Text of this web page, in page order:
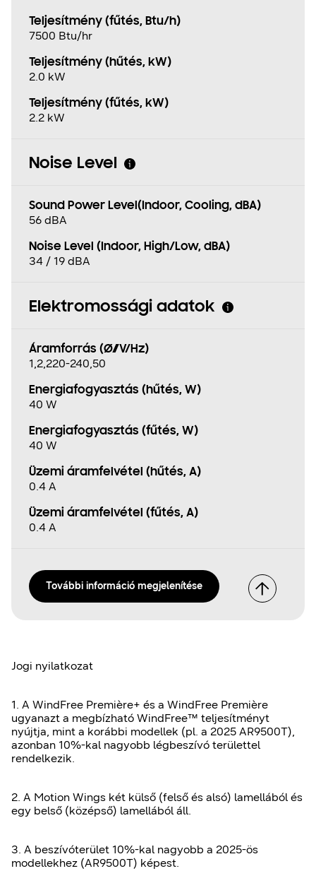
Teljesítmény (fűtés, Btu/h)
7500 Btu/hr
Teljesítmény (hűtés, kW)
2.0 kW
Teljesítmény (fűtés, kW)
2.2 kW
Noise Level
Sound Power Level(Indoor, Cooling, dBA)
56 dBA
Noise Level (Indoor, High/Low, dBA)
34 / 19 dBA
Elektromossági adatok
Áramforrás (Ø//V/Hz)
1,2,220-240,50
Energiafogyasztás (hűtés, W)
40 W
Energiafogyasztás (fűtés, W)
40 W
Üzemi áramfelvétel (hűtés, A)
0.4 A
Üzemi áramfelvétel (fűtés, A)
0.4 A
További információ megjelenítése
Jogi nyilatkozat
1. A WindFree Première+ és a WindFree Première
ugyanazt a megbízható WindFree™ teljesítményt
nyújtja, mint a korábbi modellek (pl. a 2025 AR9500T),
azonban 10%-kal nagyobb légbeszívó területtel
rendelkezik.
2. A Motion Wings két külső (felső és alsó) lamellából és
egy belső (középső) lamellából áll.
3. A beszívóterület 10%-kal nagyobb a 2025-ös
modellekhez (AR9500T) képest.